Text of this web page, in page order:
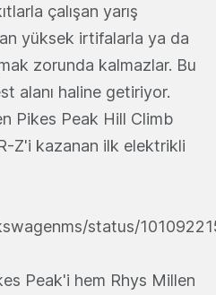
çalışan yarış
yüksek irtifalarla ya da
zorunda kalmazlar. Bu
alanı haline getiriyor.
Pikes Peak Hill Climb
Z'i kazanan ilk elektrikli
status/
Peak'i hem Rhys Millen